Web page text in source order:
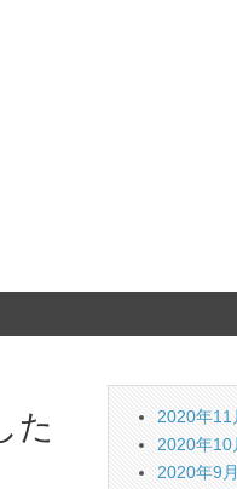
た
2020年11
2020年10
2020年9月